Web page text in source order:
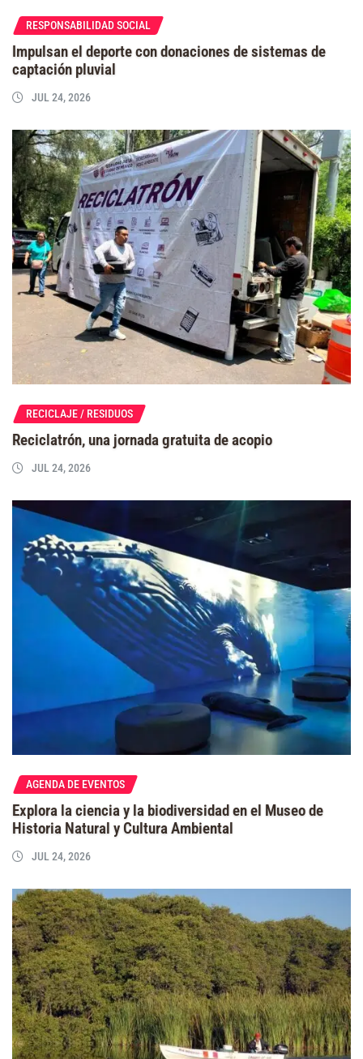
RESPONSABILIDAD SOCIAL
Impulsan el deporte con donaciones de sistemas de
captación pluvial
JUL 24, 2026
RECICLAJE / RESIDUOS
Reciclatrón, una jornada gratuita de acopio
JUL 24, 2026
AGENDA DE EVENTOS
Explora la ciencia y la biodiversidad en el Museo de
Historia Natural y Cultura Ambiental
JUL 24, 2026